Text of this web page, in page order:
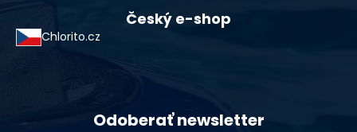
Český e-shop
Chlorito.cz
Odoberať newsletter